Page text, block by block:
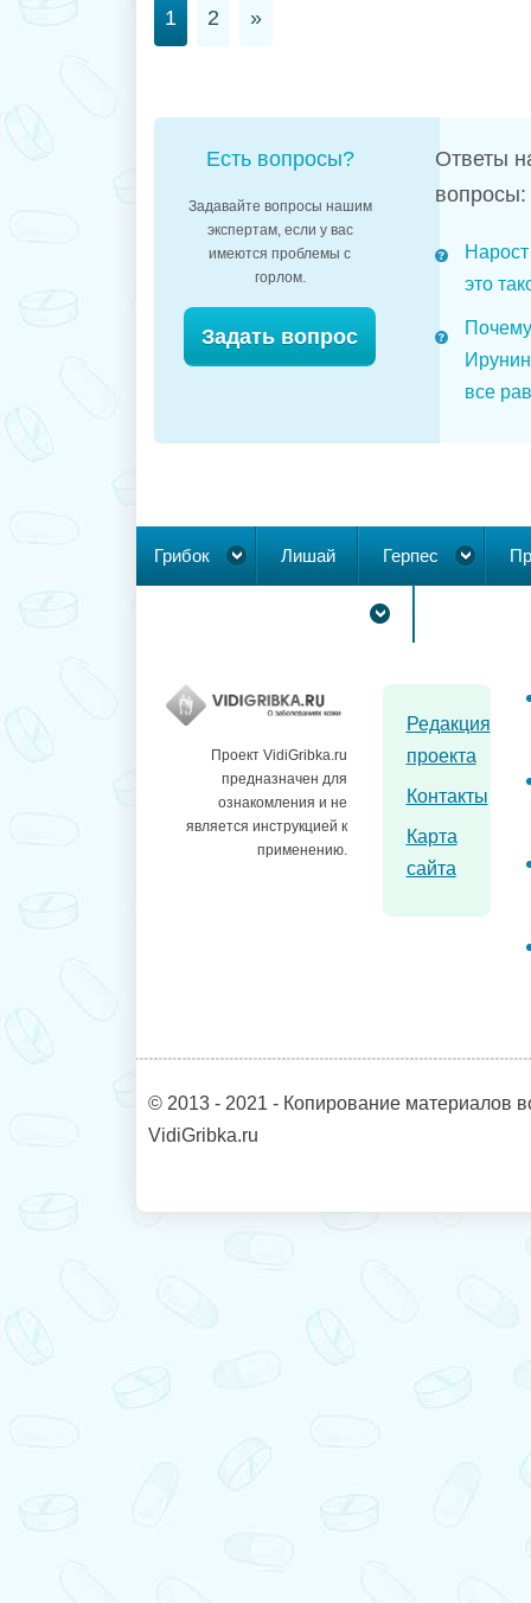
1 2 »
Есть вопросы?
Задавайте вопросы нашим
экспертам, если у вас
имеются проблемы с
горлом.
Задать вопрос
Ответы
вопросы:
это
все
Грибок Лишай Герпес
Проект VidiGribka.ru
предназначен для
ознакомления и не
является инструкцией к
применению.
Редакция
проекта
Контакты
Карта
сайта
© 2013 - 2021 - Копирование материалов
VidiGribka.ru